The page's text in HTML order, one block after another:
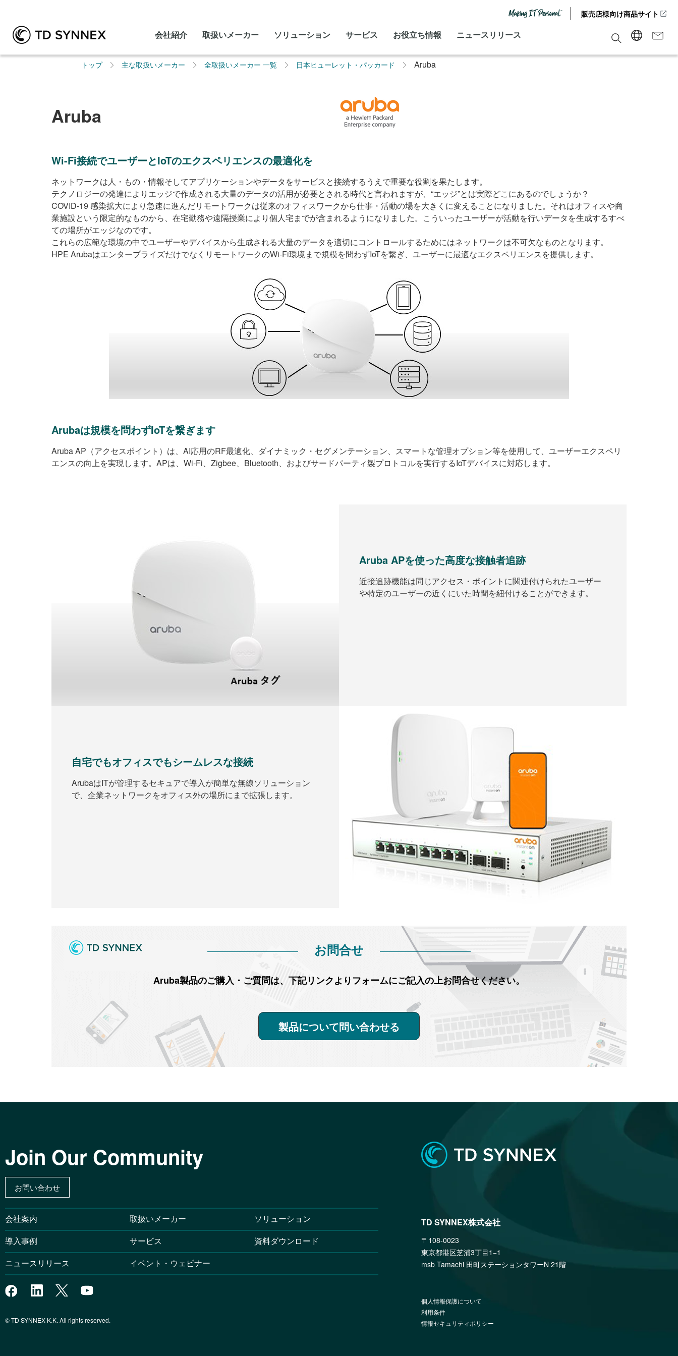
販売店様向け商品サイト
会社紹介 取扱いメーカー ソリューション サービス お役立ち情報 ニュースリリース
トップ 主な取扱いメーカー 全取扱いメーカー 一覧​ 日本ヒューレット・パッカード Aruba
Aruba
Wi-Fi接続でユーザーとIoTのエクスペリエンスの最適化を
ネットワークは人・もの・情報そしてアプリケーションやデータをサービスと接続するうえで重要な役割を果たします。
テクノロジーの発達によりエッジで作成される大量のデータの活用が必要とされる時代と言われますが、“エッジ”とは実際どこにあるのでしょうか？
COVID-19 感染拡大により急速に進んだリモートワークは従来のオフィスワークから仕事・活動の場を大きくに変えることになりました。それはオフィスや商
業施設という限定的なものから、在宅勤務や遠隔授業により個人宅までが含まれるようになりました。こういったユーザーが活動を行いデータを生成するすべ
ての場所がエッジなのです。
これらの広範な環境の中でユーザーやデバイスから生成される大量のデータを適切にコントロールするためにはネットワークは不可欠なものとなります。
HPE ArubaはエンタープライズだけでなくリモートワークのWi-Fi環境まで規模を問わずIoTを繋ぎ、ユーザーに最適なエクスペリエンスを提供します。
Arubaは規模を問わずIoTを繋ぎます
Aruba AP（アクセスポイント）は、AI応用のRF最適化、ダイナミック・セグメンテーション、スマートな管理オプション等を使用して、ユーザーエクスペリ
エンスの向上を実現します。APは、Wi-Fi、Zigbee、Bluetooth、およびサードパーティ製プロトコルを実行するIoTデバイスに対応します。
Aruba APを使った高度な接触者追跡
近接追跡機能は同じアクセス・ポイントに関連付けられたユーザー
や特定のユーザーの近くにいた時間を紐付けることができます。
自宅でもオフィスでもシームレスな接続
ArubaはITが管理するセキュアで導入が簡単な無線ソリューション
で、企業ネットワークをオフィス外の場所にまで拡張します。
お問合せ
Aruba製品のご購入・ご質問は、下記リンクよりフォームにご記入の上お問合せください。
製品について問い合わせる
Join Our Community
お問い合わせ
会社案内 取扱いメーカー
ソリューション
導入事例
サービス
資料ダウンロード
ニュースリリース
イベント・ウェビナー
© TD SYNNEX K.K. All rights reserved.
TD SYNNEX株式会社
〒108-0023
東京都港区芝浦3丁目1−1
msb Tamachi 田町ステーションタワーN 21階
個人情報保護について
利用条件
情報セキュリティポリシー